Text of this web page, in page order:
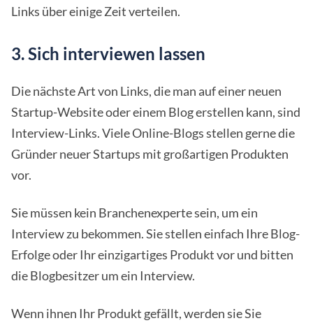
Links über einige Zeit verteilen.
3. Sich interviewen lassen
Die nächste Art von Links, die man auf einer neuen
Startup-Website oder einem Blog erstellen kann, sind
Interview-Links. Viele Online-Blogs stellen gerne die
Gründer neuer Startups mit großartigen Produkten
vor.
Sie müssen kein Branchenexperte sein, um ein
Interview zu bekommen. Sie stellen einfach Ihre Blog-
Erfolge oder Ihr einzigartiges Produkt vor und bitten
die Blogbesitzer um ein Interview.
Wenn ihnen Ihr Produkt gefällt, werden sie Sie